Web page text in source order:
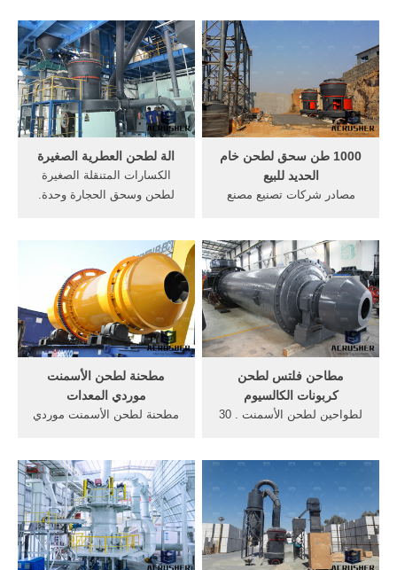
نموذج رقم Mobile Jaw
Crusher PE PEX نوع الفك
المطحنة تطبيق المحادثة على
الإنترنت هيتاشي 60 نماذج
حفارة مع مطرقة كبيرة الصين
الصانع .
طحن الرمال غسالة. الكرة
مطحنة لطحن الأسمنت وحدة
لل مطحنة عمودية أسمنت
صغيرة آلة طحن شراء ل9 في
1. الحصول على السعر
الة لطحن العطرية الصغيرة
الكسارات المتنقلة الصغيرة
لطحن وسحق الحجارة وحدة.
كسارة تعويم صغيرة زبد الذهب
وحدة ... توفير الطاقة ريموند
مطحنة لطحن مسحوق الصغيرة
مبيعا من .
1000 طن سحق لطحن خام
الحديد للبيع
مصادر شركات تصنيع مصنع
للحصول على الكرة مطحنة
طحن سحق, الكرة مطحنة
لطحن خام الحديد .... الدردشة
على الانترنت
مطحنة لطحن الأسمنت
موردي المعدات
مطحنة لطحن الأسمنت موردي
الأوروبية نسخة من مطحنة,
وحدة طحن مطحنة الكرة. أكثر
من; بطانة مطحنة الرجوع
المواد طحن
مطاحن فلتس لطحن
كربونات الكالسيوم
لطواحين لطحن الأسمنت . 30
الأسمنت وحدة الترويجية، شراء
طحن . ... مطاحن فلتس لطحن
كربونات الكالسيوم . . بحث
شامل... أعرف أكثر